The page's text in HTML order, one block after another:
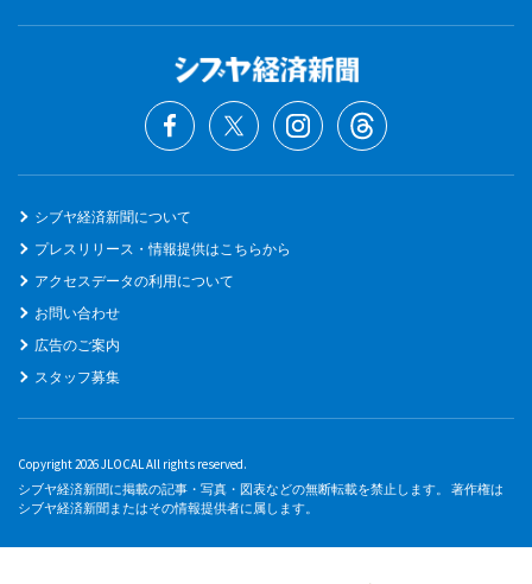
シブヤ経済新聞について
プレスリリース・情報提供はこちらから
アクセスデータの利用について
お問い合わせ
広告のご案内
スタッフ募集
Copyright 2026 JLOCAL All rights reserved.
シブヤ経済新聞に掲載の記事・写真・図表などの無断転載を禁止します。 著作権は
シブヤ経済新聞またはその情報提供者に属します。